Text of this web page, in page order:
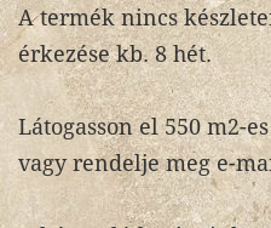
A termék nincs
érkezése kb. 8 hét.
Látogasson el 550 m2-
vagy rendelje meg e-